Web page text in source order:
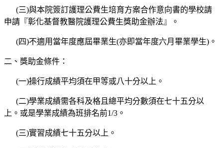
(三)與本院簽訂護理公費生培育方案合作意向書的學校請
申請『彰化基督教醫院護理公費生獎助金辦法』。
(四)不適用當年度應屆畢業生(亦即當年度六月畢業學生)。
二、獎助金條件：
(一)操行成績平均須在甲等或八十分以上。
(二)學業成績需各科及格且總平均分數須在七十五分以
上。或是學業成績為班排名前1/3。
(三)實習成績七十五分以上。